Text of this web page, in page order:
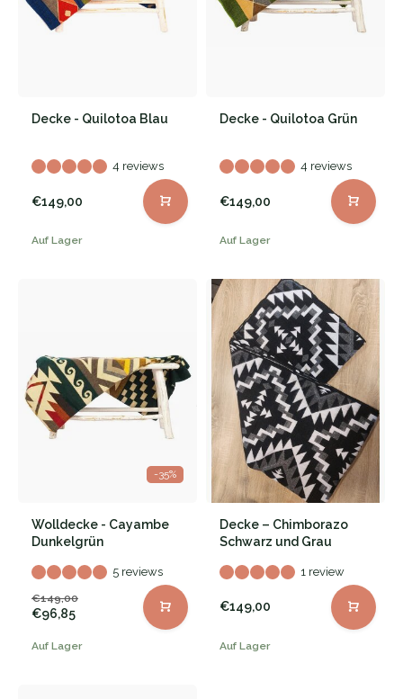
Decke - Quilotoa Blau
4 reviews
€149,00
Auf Lager
Decke - Quilotoa Grün
4 reviews
€149,00
Auf Lager
-35%
Wolldecke - Cayambe
Dunkelgrün
5 reviews
€149,00
€96,85
Auf Lager
Decke – Chimborazo
Schwarz und Grau
1 review
€149,00
Auf Lager